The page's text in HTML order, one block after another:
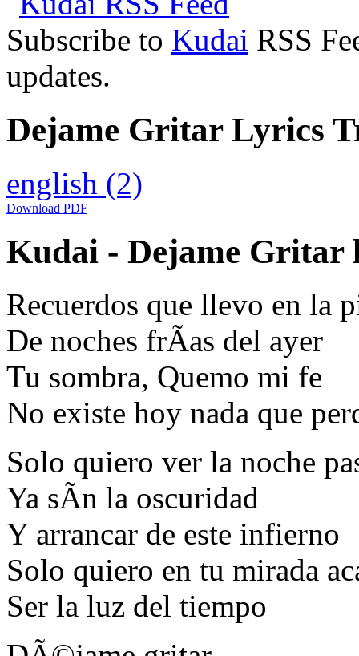
Subscribe to Kudai RSS
updates.
Dejame Gritar Lyrics
english (2)
Download PDF
Kudai - Dejame Gritar
Recuerdos que llevo en la
De noches frÃ­as del ayer
Tu sombra, Quemo mi fe
No existe hoy nada que
Solo quiero ver la noche
Ya sÃ­n la oscuridad
Y arrancar de este infierno
Solo quiero en tu mirada
Ser la luz del tiempo